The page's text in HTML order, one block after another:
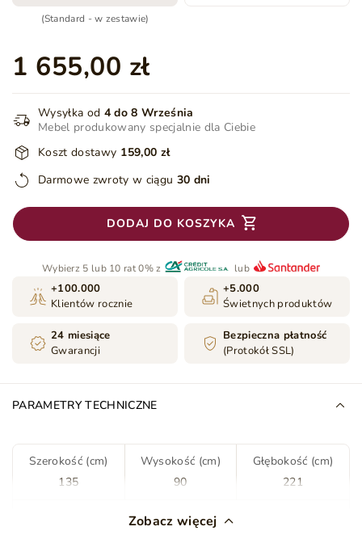
(Standard - w zestawie)
1 655,00 zł
Wysyłka od 4 do 8 Września
Mebel produkowany specjalnie dla Ciebie
Koszt dostawy 159,00 zł
Darmowe zwroty w ciągu 30 dni
DODAJ DO KOSZYKA
Wybierz 5 lub 10 rat 0% z lub
+100.000
Klientów rocznie
+5.000
Świetnych produktów
24 miesiące
Gwarancji
Bezpieczna płatność
(Protokół SSL)
PARAMETRY TECHNICZNE
Szerokość (cm)
135
Wysokość (cm)
90
Głębokość (cm)
221
Zielony
Zobacz więcej